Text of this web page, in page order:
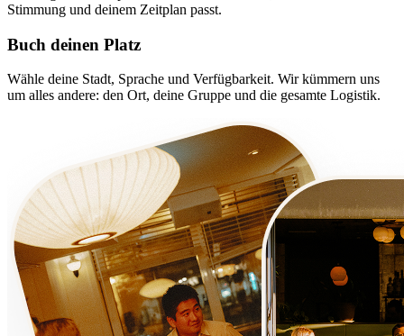
Stimmung und deinem Zeitplan passt.
Buch deinen Platz
Wähle deine Stadt, Sprache und Verfügbarkeit. Wir kümmern uns
um alles andere: den Ort, deine Gruppe und die gesamte Logistik.